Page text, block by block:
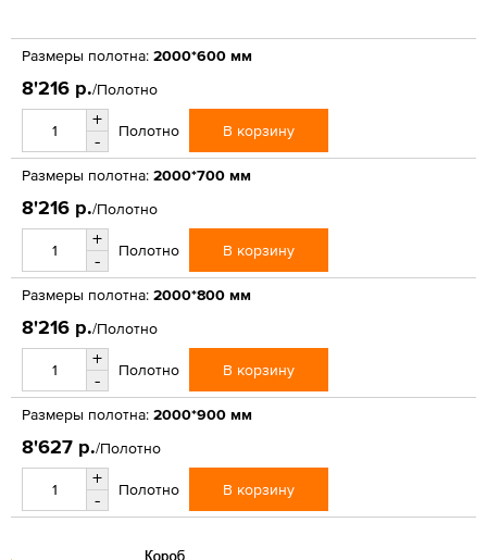
Размеры полотна: 2000*600 мм
8'216 р./Полотно
+
-
Полотно В корзину
Размеры полотна: 2000*700 мм
8'216 р./Полотно
+
-
Полотно В корзину
Размеры полотна: 2000*800 мм
8'216 р./Полотно
+
-
Полотно В корзину
Размеры полотна: 2000*900 мм
8'627 р./Полотно
+
-
Полотно В корзину